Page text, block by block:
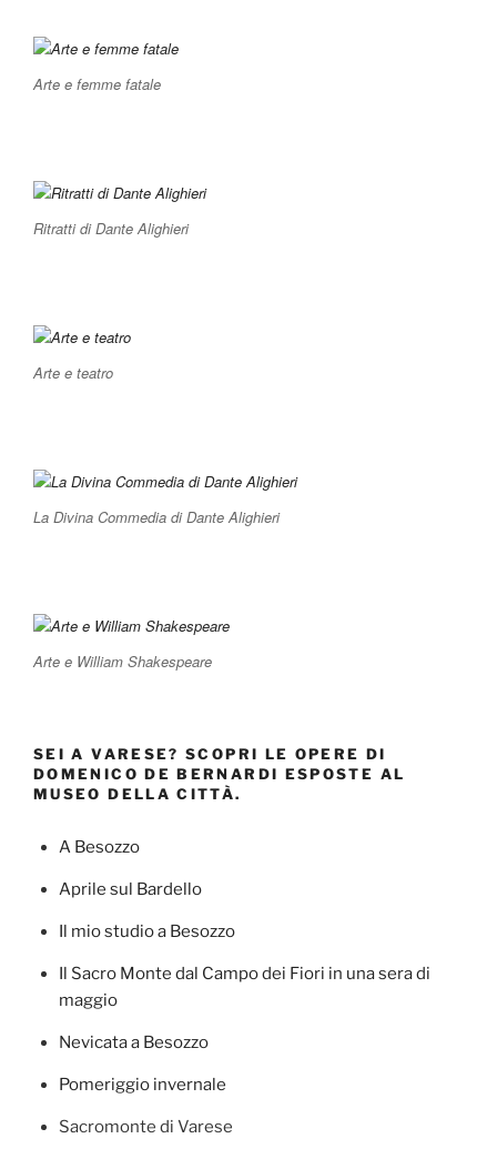
Arte e femme fatale
Ritratti di Dante Alighieri
Arte e teatro
La Divina Commedia di Dante Alighieri
Arte e William Shakespeare
SEI A VARESE? SCOPRI LE OPERE DI
DOMENICO DE BERNARDI ESPOSTE AL
MUSEO DELLA CITTÀ.
A Besozzo
Aprile sul Bardello
Il mio studio a Besozzo
Il Sacro Monte dal Campo dei Fiori in una sera di
maggio
Nevicata a Besozzo
Pomeriggio invernale
Sacromonte di Varese